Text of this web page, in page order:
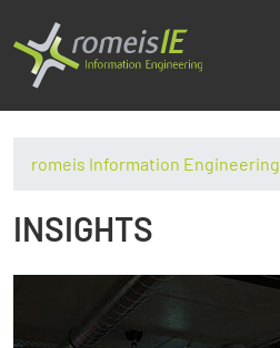
romeis Information Engineering
INSIGHTS